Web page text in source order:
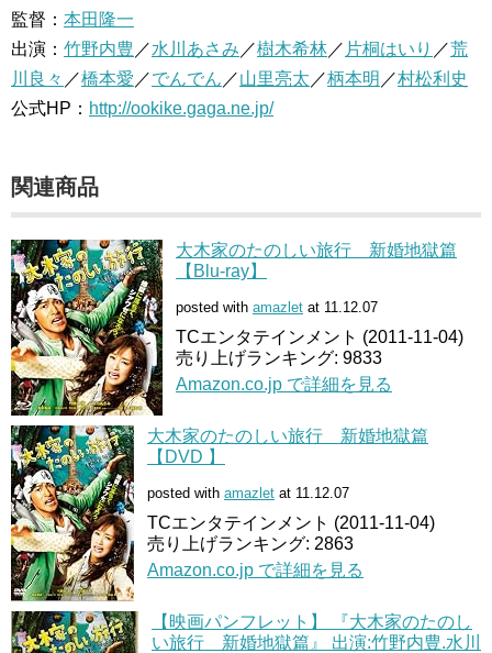
監督： 本田隆一
出演： 竹野内豊 ／水川あさみ ／樹木希林／ 片桐はいり ／荒
川良々 ／橋本愛 ／でんでん ／山里亮太 ／柄本明 ／村松利史
公式HP： http://ookike.gaga.ne.jp/
関連商品
大木家のたのしい旅行 新婚地獄篇
【Blu-ray】
posted with amazlet at 11.12.07
TCエンタテインメント (2011-11-04)
売り上げランキング: 9833
Amazon.co.jp で詳細を見る
大木家のたのしい旅行 新婚地獄篇
【DVD 】
posted with amazlet at 11.12.07
TCエンタテインメント (2011-11-04)
売り上げランキング: 2863
Amazon.co.jp で詳細を見る
【映画パンフレット】 『大木家のたのし
い旅行 新婚地獄篇』 出演:竹野内豊.水川